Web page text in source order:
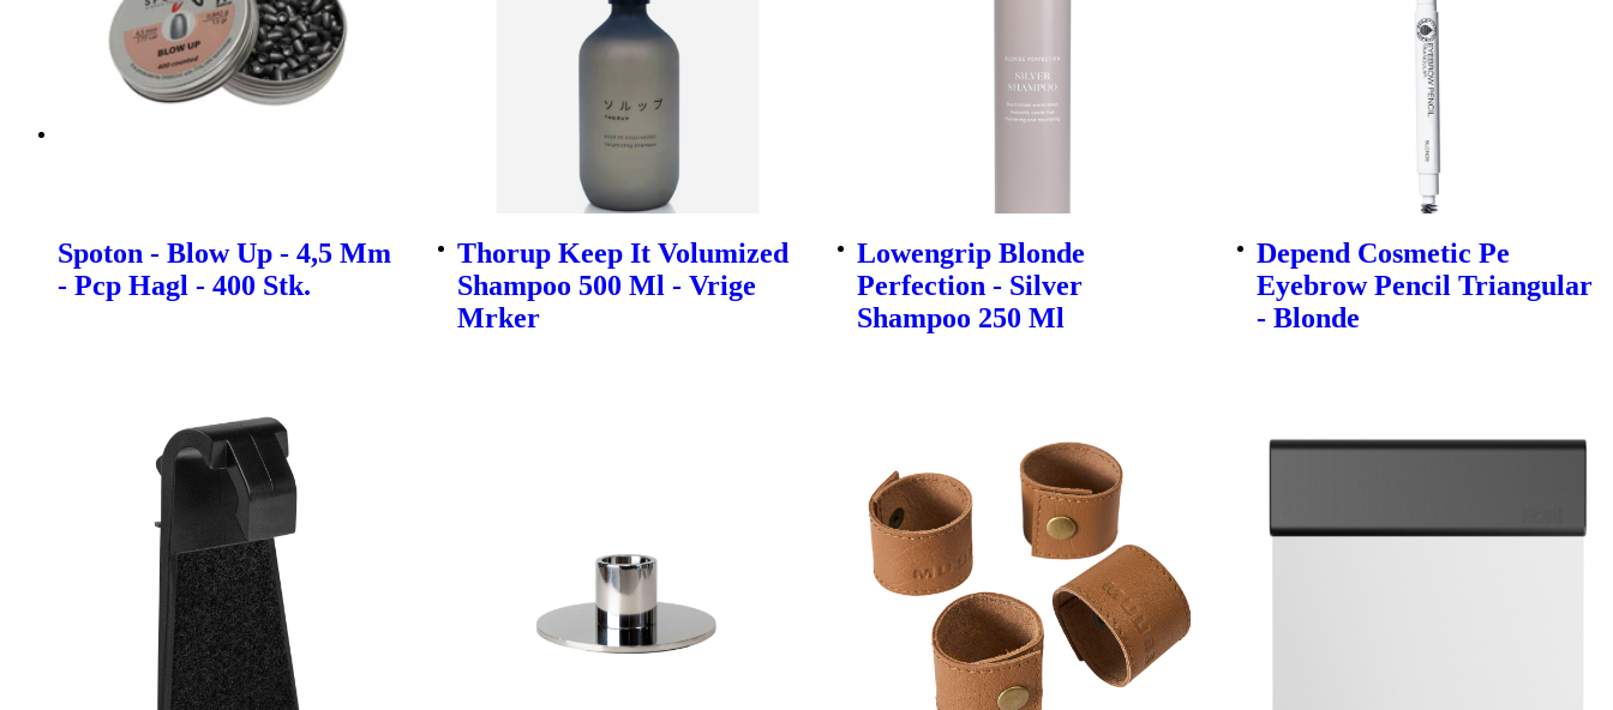
Spoton - Blow Up - 4,5 Mm
- Pcp Hagl - 400 Stk.
Thorup Keep It Volumized
Shampoo 500 Ml - Vrige
Mrker
Lowengrip Blonde
Perfection - Silver
Shampoo 250 Ml
Depend Cosmetic Pe
Eyebrow Pencil Triangular
- Blonde